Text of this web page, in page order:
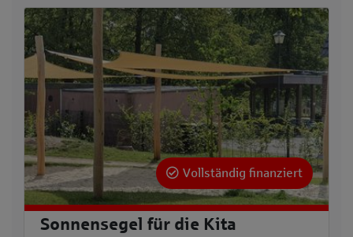
Vollständig finanziert
Sonnensegel für die Kita